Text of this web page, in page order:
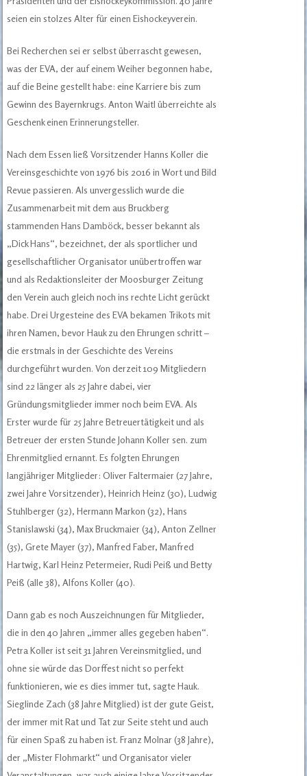
seien ein stolzes Alter für einen Eishockeyverein.
Bei Recherchen sei er selbst überrascht gewesen,
was der EVA, der auf einem Weiher begonnen habe,
auf die Beine gestellt habe: eine Karriere bis zum
Gewinn des Bayernkrugs. Anton Waitl überreichte als
Geschenk einen Erinnerungsteller.
Nach dem Essen ließ Vorsitzender Hanns Koller die
Vereinsgeschichte von 1976 bis 2016 in Wort und Bild
Revue passieren. Als unvergesslich wurde die
Zusammenarbeit mit dem aus Bruckberg
stammenden Hans Damböck, besser bekannt als
„Dick Hans“, bezeichnet, der als sportlicher und
gesellschaftlicher Organisator unübertroffen war
und als Redaktionsleiter der Moosburger Zeitung
den Verein auch gleich noch ins rechte Licht gerückt
habe. Drei Urgesteine des EVA bekamen Trikots mit
ihren Namen, bevor Hauk zu den Ehrungen schritt –
die erstmals in der Geschichte des Vereins
durchgeführt wurden. Von derzeit 109 Mitgliedern
sind 22 länger als 25 Jahre dabei, vier
Gründungsmitglieder immer noch beim EVA. Als
Erster wurde für 25 Jahre Betreuertätigkeit und als
Betreuer der ersten Stunde Johann Koller sen. zum
Ehrenmitglied ernannt. Es folgten Ehrungen
langjähriger Mitglieder: Oliver Faltermaier (27 Jahre,
zwei Jahre Vorsitzender), Heinrich Heinz (30), Ludwig
Stuhlberger (32), Hermann Markon (32), Hans
Stanislawski (34), Max Bruckmaier (34), Anton Zellner
(35), Grete Mayer (37), Manfred Faber, Manfred
Hartwig, Karl Heinz Petermeier, Rudi Peiß und Betty
Peiß (alle 38), Alfons Koller (40).
Dann gab es noch Auszeichnungen für Mitglieder,
die in den 40 Jahren „immer alles gegeben haben“.
Petra Koller ist seit 31 Jahren Vereinsmitglied, und
ohne sie würde das Dorffest nicht so perfekt
funktionieren, wie es dies immer tut, sagte Hauk.
Sieglinde Zach (38 Jahre Mitglied) ist der gute Geist,
der immer mit Rat und Tat zur Seite steht und auch
für einen Spaß zu haben ist. Franz Molnar (38 Jahre),
der „Mister Flohmarkt“ und Organisator vieler